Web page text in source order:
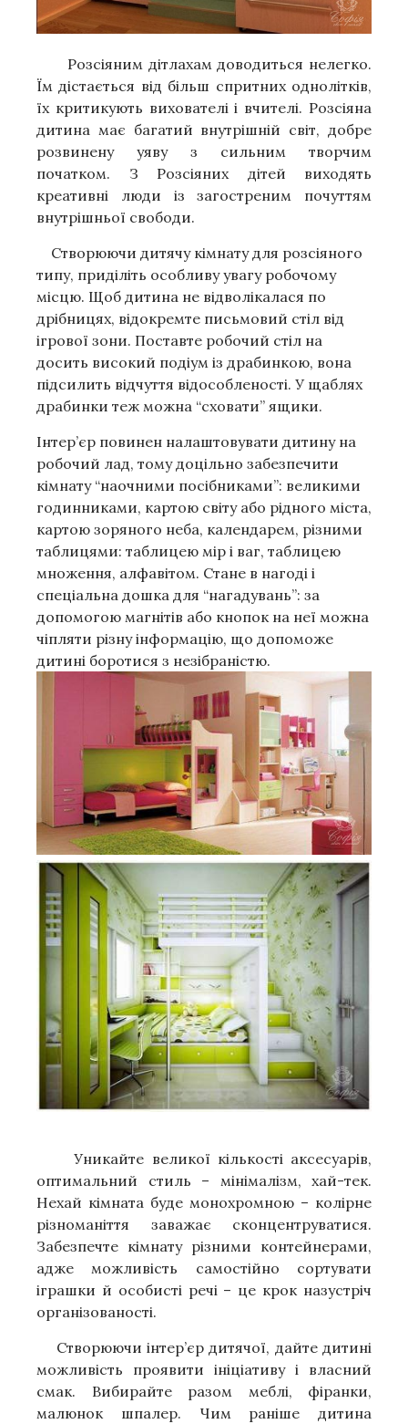
Розсіяним дітлахам доводиться нелегко.
Їм дістається від більш спритних однолітків,
їх критикують вихователі і вчителі. Розсіяна
дитина має багатий внутрішній світ, добре
розвинену уяву з сильним творчим
початком. З Розсіяних дітей виходять
креативні люди із загостреним почуттям
внутрішньої свободи.
Створюючи дитячу кімнату для розсіяного
типу, приділіть особливу увагу робочому
місцю. Щоб дитина не відволікалася по
дрібницях, відокремте письмовий стіл від
ігрової зони. Поставте робочий стіл на
досить високий подіум із драбинкою, вона
підсилить відчуття відособленості. У щаблях
драбинки теж можна “сховати” ящики.
Інтер’єр повинен налаштовувати дитину на
робочий лад, тому доцільно забезпечити
кімнату “наочними посібниками”: великими
годинниками, картою світу або рідного міста,
картою зоряного неба, календарем, різними
таблицями: таблицею мір і ваг, таблицею
множення, алфавітом. Стане в нагоді і
спеціальна дошка для “нагадувань”: за
допомогою магнітів або кнопок на неї можна
чіпляти різну інформацію, що допоможе
дитині боротися з незібраністю.
Уникайте великої кількості аксесуарів,
оптимальний стиль – мінімалізм, хай-тек.
Нехай кімната буде монохромною – колірне
різноманіття заважає сконцентруватися.
Забезпечте кімнату різними контейнерами,
адже можливість самостійно сортувати
іграшки й особисті речі – це крок назустріч
організованості.
Створюючи інтер’єр дитячої, дайте дитині
можливість проявити ініціативу і власний
смак. Вибирайте разом меблі, фіранки,
малюнок шпалер. Чим раніше дитина